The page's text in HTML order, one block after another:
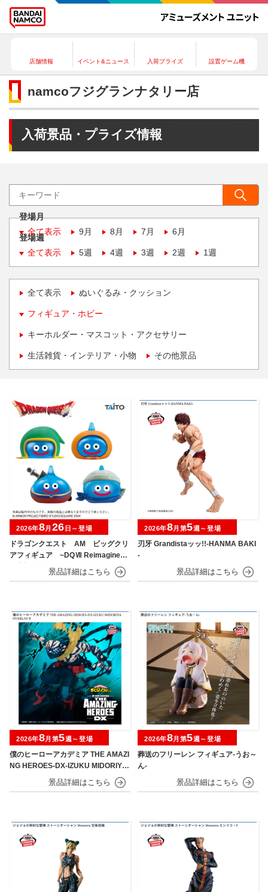
店舗情報 イベント&ニュース 入荷プライズ 設置ゲーム機
namcoフジグランナタリー店
入荷景品・プライズ情報
登場月
全て表示
9月 8月 7月 6月
登場週
全て表示
5週 4週 3週 2週 1週
全て表示 ぬいぐるみ・クッション
フィギュア・ホビー
キーホルダー・マスコット・アクセサリー
生活雑貨・インテリア・小物 その他景品
ドラゴンクエスト AM ビッグクリ
アフィギュア ~DQⅦ Reimagined
発売記念編~
2026年8月 26 日～登場
刃牙 Grandistaッッ!!-HANMA BAKI
-
2026年8月第5週～登場
僕のヒーローアカデミア THE AMAZI
NG HEROES-DX-IZUKU MIDORIYA
OVERLAY Ⅱ
2026年8月第5週～登場
葬送のフリーレン フィギュア-うお～
ん-
2026年8月第5週～登場